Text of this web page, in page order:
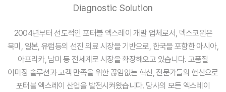
Diagnostic Solution
2004년부터 선도적인 포터블 엑스레이 개발 업체로서, 덱스코윈은
북미, 일본, 유럽등의 선진 의료 시장을 기반으로, 한국을 포함한 아시아,
아프리카, 남미 등 전세계로 시장을 확장해오고 있습니다. 고품질
이미징 솔루션과 고객 만족을 위한 끊임없는 혁신, 전문가들의 헌신으로
포터블 엑스레이 산업을 발전시켜왔습니다. 당사의 모든 엑스레이